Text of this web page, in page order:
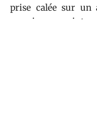
prise calée sur un
semaines sans